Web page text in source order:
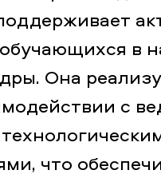
в
Она
с
что